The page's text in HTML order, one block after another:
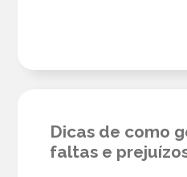
Dicas de como
faltas e